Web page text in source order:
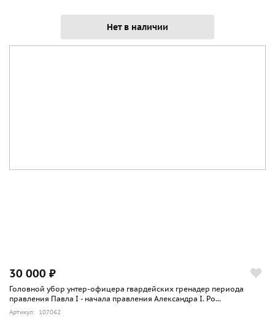
Нет в наличии
30 000 ₽
Головной убор унтер-офицера гвардейских гренадер периода
правления Павла I - начала правления Александра I. Ро...
Артикул: 107062